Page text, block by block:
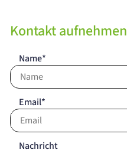
Kontakt aufnehmen
Name*
Email*
Nachricht